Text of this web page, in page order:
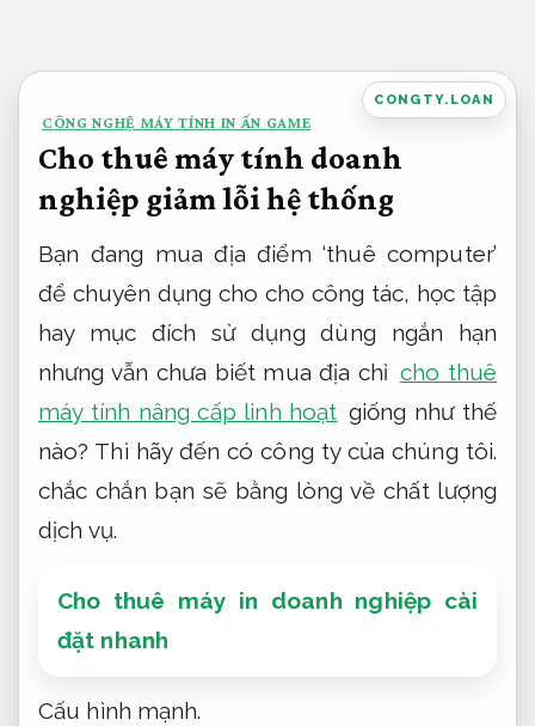
nội
dung
CONGTY.LOAN
CÔNG NGHỆ MÁY TÍNH IN ẤN GAME
Cho thuê máy tính doanh
nghiệp giảm lỗi hệ thống
Bạn đang mua địa điểm ‘thuê computer’
để chuyên dụng cho cho công tác, học tập
hay mục đích sử dụng dùng ngắn hạn
nhưng vẫn chưa biết mua địa chỉ cho thuê
máy tính nâng cấp linh hoạt giống như thế
nào? Thì hãy đến có công ty của chúng tôi.
chắc chắn bạn sẽ bằng lòng về chất lượng
dịch vụ.
Cho thuê máy in doanh nghiệp cài
đặt nhanh
Cấu hình mạnh.